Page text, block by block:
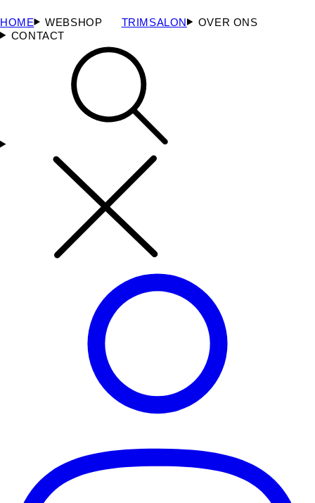
HOME WEBSHOP TRIMSALON
OVER ONS
CONTACT